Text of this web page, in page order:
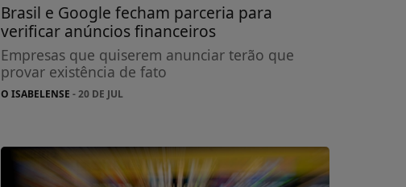
Brasil e Google fecham parceria para
verificar anúncios financeiros
Empresas que quiserem anunciar terão que
provar existência de fato
O ISABELENSE - 20 DE JUL